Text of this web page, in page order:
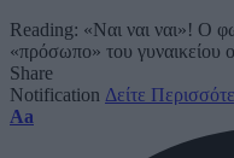
Reading: «Ναι ναι ναι»! Ο
«πρόσωπο» του
Share
Notification Δείτε
Font
Aa